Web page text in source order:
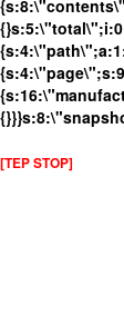
[TEP STOP]